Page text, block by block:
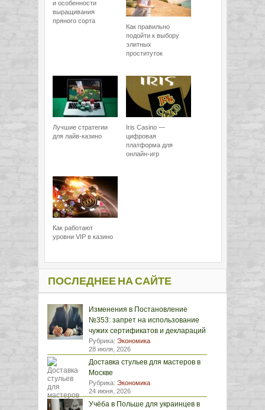
и особенности
выращивания
пряного сорта
Как правильно
подойти к выбору
элитных
проституток
Лучшие стратегии
для лайв-казино
Iris Casino —
цифровая
платформа для
онлайн-игр
Как работают
уровни VIP в казино
ПОСЛЕДНЕЕ НА САЙТЕ
Изменения в Постановление
№353: запрет на использование
чужих сертификатов и деклараций
Рубрика: Экономика
28 июля, 2026
Доставка стульев для мастеров в
Москве
Рубрика: Экономика
24 июня, 2026
Учёба в Польше для украинцев в